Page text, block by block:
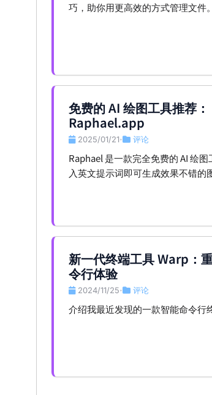
巧，助你用更高效的方式管理文件
免费的 AI 绘图工具推荐：
Raphael.app
2025/01/21 • 评论
Raphael 是一款完全免费的 AI 绘
入英文提示词即可生成效果不错的
新一代终端工具 Warp：
令行体验
2024/11/25 • 评论
介绍我最近发现的一款智能命令行